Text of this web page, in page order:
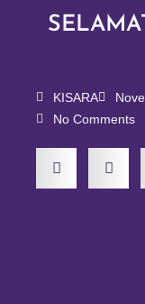
KISARA
No Comments